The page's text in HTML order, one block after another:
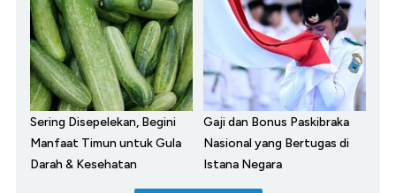
Sering Disepelekan, Begini
Manfaat Timun untuk Gula
Darah & Kesehatan
Gaji dan Bonus Paskibraka
Nasional yang Bertugas di
Istana Negara